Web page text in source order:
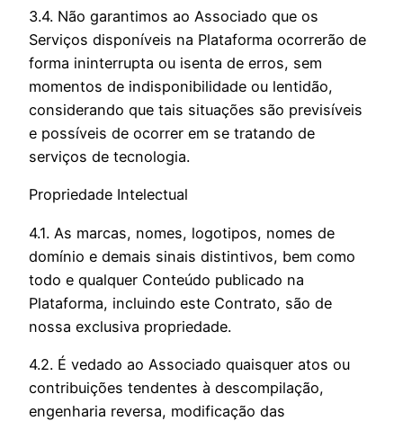
3.4. Não garantimos ao Associado que os
Serviços disponíveis na Plataforma ocorrerão de
forma ininterrupta ou isenta de erros, sem
momentos de indisponibilidade ou lentidão,
considerando que tais situações são previsíveis
e possíveis de ocorrer em se tratando de
serviços de tecnologia.
Propriedade Intelectual
4.1. As marcas, nomes, logotipos, nomes de
domínio e demais sinais distintivos, bem como
todo e qualquer Conteúdo publicado na
Plataforma, incluindo este Contrato, são de
nossa exclusiva propriedade.
4.2. É vedado ao Associado quaisquer atos ou
contribuições tendentes à descompilação,
engenharia reversa, modificação das